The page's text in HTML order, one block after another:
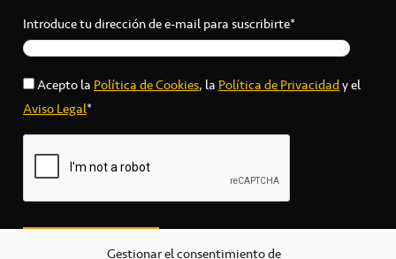
Gestionar el consentimiento de
Introduce tu dirección de e-mail para suscribirte*
Acepto laPolítica de Cookies, laPolítica de Privacidady el
Aviso Legal*